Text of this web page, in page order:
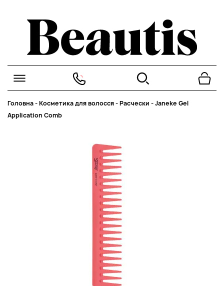
Головна-Косметика для волосся-Расчески -Janeke Gel
Application Comb